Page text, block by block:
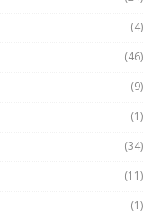
(4)
(46)
(9)
(1)
(34)
(11)
(1)